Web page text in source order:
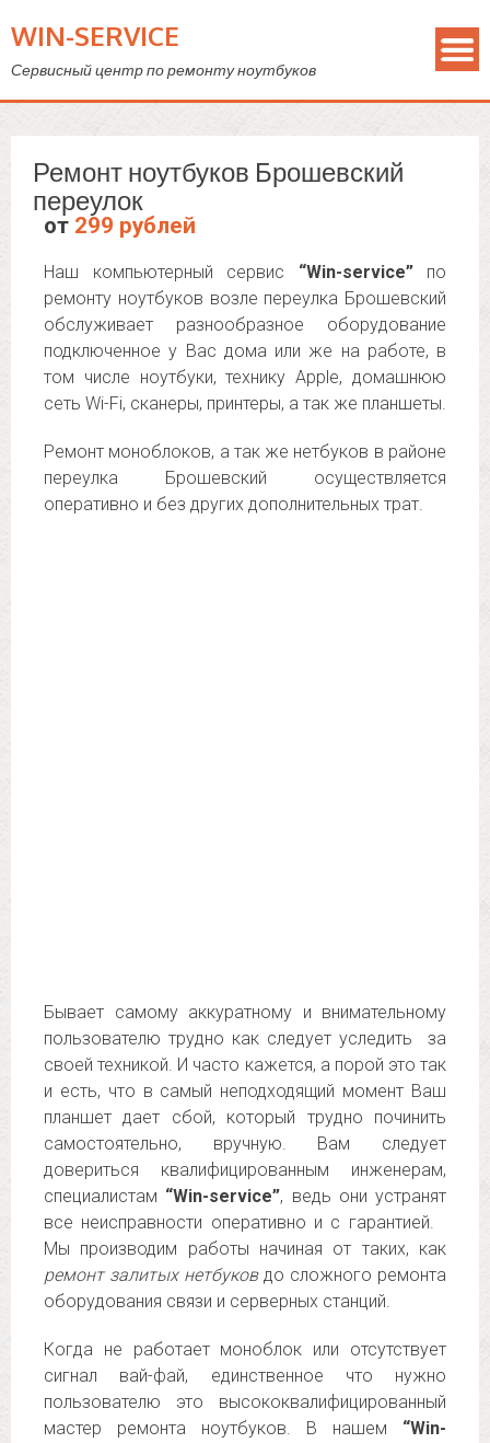
WIN-SERVICE
Сервисный центр по ремонту ноутбуков
Ремонт ноутбуков Брошевский
переулок
от 299 рублей
Наш компьютерный сервис “Win-service”по
ремонту ноутбуков возле переулка Брошевский
обслуживает разнообразное оборудование
подключенное у Вас дома или же на работе, в
том числе ноутбуки, технику Apple, домашнюю
сеть Wi-Fi, сканеры, принтеры, а так же планшеты.
Ремонт моноблоков, а так же нетбуков в районе
переулка Брошевский осуществляется
оперативно и без других дополнительных трат.
Бывает самому аккуратному и внимательному
пользователю трудно как следует уследить за
своей техникой. И часто кажется, а порой это так
и есть, что в самый неподходящий момент Ваш
планшет дает сбой, который трудно починить
самостоятельно, вручную. Вам следует
довериться квалифицированным инженерам,
специалистам “Win-service”, ведь они устранят
все неисправности оперативно и с гарантией.
Мы производим работы начиная от таких, как
ремонт залитых нетбуковдо сложного ремонта
оборудования связи и серверных станций.
Когда не работает моноблок или отсутствует
сигнал вай-фай, единственное что нужно
пользователю это высококвалифицированный
мастер ремонта ноутбуков. В нашем “Win-